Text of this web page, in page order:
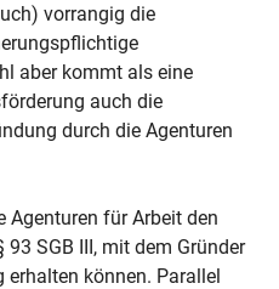
vorrangig die
aber kommt als eine
auch die
durch die Agenturen
Agenturen für Arbeit den
SGB III, mit dem Gründer
erhalten können. Parallel